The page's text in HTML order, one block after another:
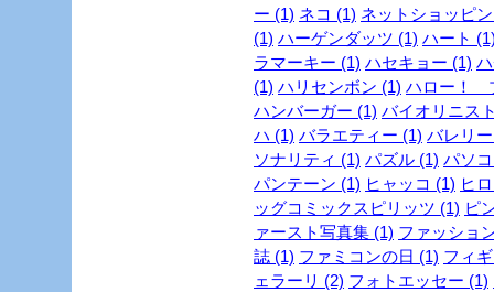
ー (1) ネコ (1) ネットショッピ
(1) ハーゲンダッツ (1) ハート
ラマーキー (1) ハセキョー (1)
(1) ハリセンボン (1) ハロー！
ハンバーガー (1) バイオリニス
ハ (1) バラエティー (1) バレリ
ソナリティ (1) パズル (1) パソ
パンテーン (1) ヒャッコ (1) ヒ
ッグコミックスピリッツ (1) ピ
ァースト写真集 (1) ファッショ
誌 (1) ファミコンの日 (1) フィ
ェラーリ (2) フォトエッセー (1)